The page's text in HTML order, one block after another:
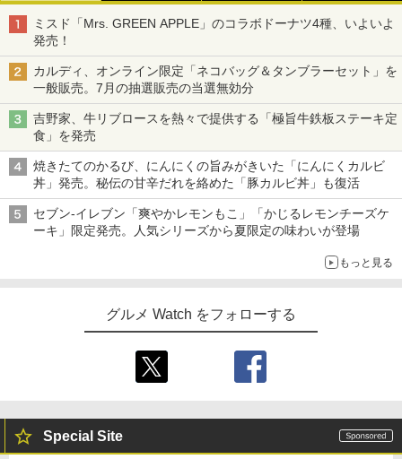
ミスド「Mrs. GREEN APPLE」のコラボドーナツ4種、いよいよ
発売！
カルディ、オンライン限定「ネコバッグ＆タンブラーセット」を
一般販売。7月の抽選販売の当選無効分
吉野家、牛リブロースを熱々で提供する「極旨牛鉄板ステーキ定
食」を発売
焼きたてのかるび、にんにくの旨みがきいた「にんにくカルビ
丼」発売。秘伝の甘辛だれを絡めた「豚カルビ丼」も復活
セブン-イレブン「爽やかレモンもこ」「かじるレモンチーズケ
ーキ」限定発売。人気シリーズから夏限定の味わいが登場
もっと見る
グルメ Watch をフォローする
Special Site